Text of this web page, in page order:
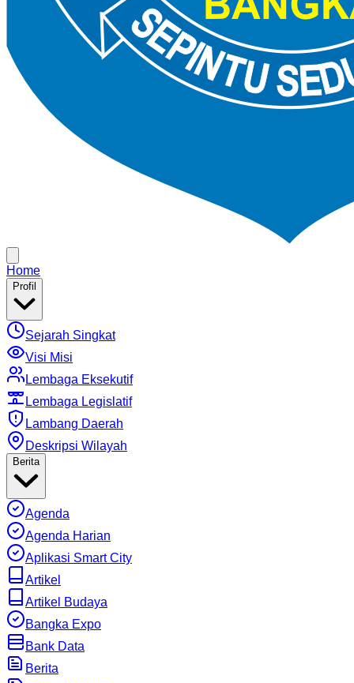
Home
Profil
Sejarah Singkat
Visi Misi
Lembaga Eksekutif
Lembaga Legislatif
Lambang Daerah
Deskripsi Wilayah
Berita
Agenda
Agenda Harian
Aplikasi Smart City
Artikel
Artikel Budaya
Bangka Expo
Bank Data
Berita